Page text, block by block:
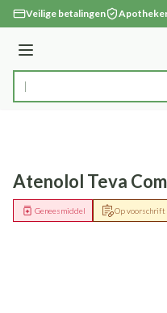
Ga naar de inhoud
Veilige betalingen
Menu
Product, merk, categorie...
Atenolol Teva
Op voorschrift
Geneesmiddel